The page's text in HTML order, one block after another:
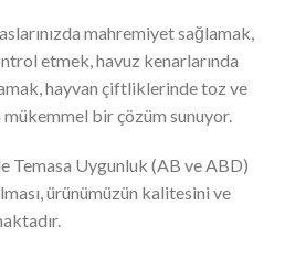
mahremiyet sağlamak,
etmek, havuz kenarlarında
hayvan çiftliklerinde toz ve
bir çözüm sunuyor.
Temasa Uygunluk (AB ve ABD)
ürünümüzün kalitesini ve